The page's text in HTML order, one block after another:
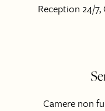
Reception 24/
Camere non